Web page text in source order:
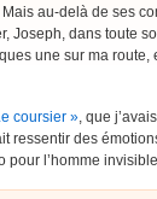
Mais au-delà de ses
Joseph, dans toute
une sur ma
coursier », que
ressentir des
pour l’homme